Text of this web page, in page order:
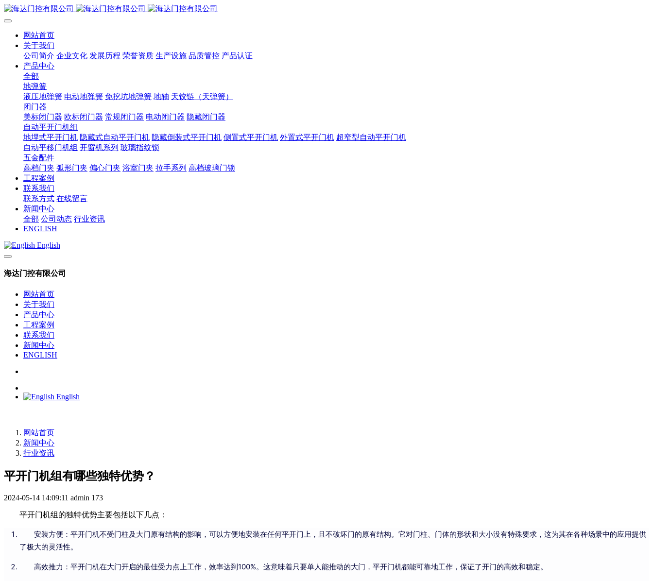
网站首页
关于我们
公司简介 企业文化 发展历程 荣誉资质 生产设施 品质管控 产品认证
产品中心
全部
地弹簧
液压地弹簧 电动地弹簧 免挖坑地弹簧 地轴 天铰链（天弹簧）
闭门器
美标闭门器 欧标闭门器 常规闭门器 电动闭门器 隐藏闭门器
自动平开门机组
地埋式平开门机 隐藏式自动平开门机 隐藏倒装式平开门机 侧置式平开门机 外置式平开门机 超窄型自动平开门机
自动平移门机组 开窗机系列 玻璃指纹锁
五金配件
高档门夹 弧形门夹 偏心门夹 浴室门夹 拉手系列 高档玻璃门锁
工程案例
联系我们
联系方式 在线留言
新闻中心
全部 公司动态 行业资讯
ENGLISH
English
海达门控有限公司
网站首页
关于我们
产品中心
工程案例
联系我们
新闻中心
ENGLISH
English
网站首页
新闻中心
行业资讯
平开门机组有哪些独特优势？
2024-05-14 14:09:11 admin 173
平开门机组的独特优势主要包括以下几点：
安装方便：平开门机不受门柱及大门原有结构的影响，可以方便地安装在任何平开门上，且不破坏门的原有结构。它对门柱、门体的形状和大小没有特殊要求，这为其在各种场景中的应用提供
了极大的灵活性。
高效推力：平开门机在大门开启的最佳受力点上工作，效率达到100%。这意味着只要单人能推动的大门，平开门机都能可靠地工作，保证了开门的高效和稳定。